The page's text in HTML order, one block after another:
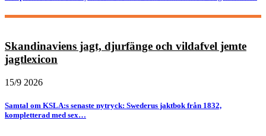
Skandinaviens jagt, djurfänge och vildafvel jemte
jagtlexicon
15/9 2026
Samtal om KSLA:s senaste nytryck: Swederus jaktbok från 1832,
kompletterad med sex…